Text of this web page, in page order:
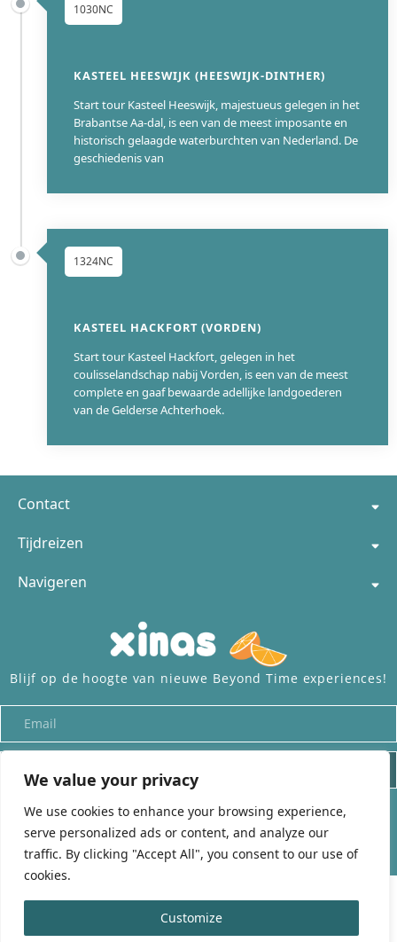
We value your privacy
We use cookies to enhance your browsing experience,
serve personalized ads or content, and analyze our
traffic. By clicking "Accept All", you consent to our use of
cookies.
Customize
1030NC
KASTEEL HEESWIJK (HEESWIJK-DINTHER)
Start tour Kasteel Heeswijk, majestueus gelegen in het
Brabantse Aa-dal, is een van de meest imposante en
historisch gelaagde waterburchten van Nederland. De
geschiedenis van
1324NC
KASTEEL HACKFORT (VORDEN)
Start tour Kasteel Hackfort, gelegen in het
coulisselandschap nabij Vorden, is een van de meest
complete en gaaf bewaarde adellijke landgoederen
van de Gelderse Achterhoek.
Contact
Tijdreizen
Navigeren
Blijf op de hoogte van nieuwe Beyond Time experiences!
INSCHRIJVEN
Alle rechten voorbehouden aanbeyond-time.org– Onderdeel van